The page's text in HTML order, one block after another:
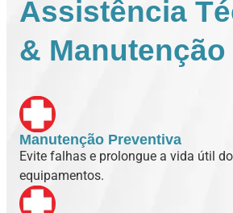
Assistência
& Manutenção
Manutenção Preventiva
Evite falhas e prolongue a vida útil
equipamentos.